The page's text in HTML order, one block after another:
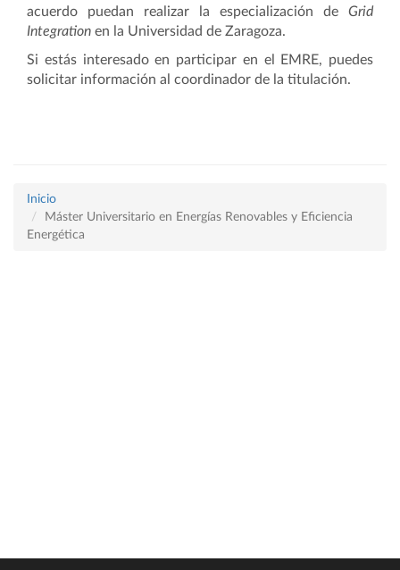
acuerdo puedan realizar la especialización de Grid
Integration en la Universidad de Zaragoza.
Si estás interesado en participar en el EMRE, puedes
solicitar información al coordinador de la titulación.
Inicio
Máster Universitario en Energías Renovables y Eficiencia
Energética